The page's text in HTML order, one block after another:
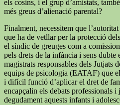
els cosins, i el grup d’amistats,
més greus d’alienació parental?
Finalment, necessitem que
que ha de vetllar per la protecció
el síndic de greuges com a
pels drets de la infància i sens
magistrats responsables dels Jutjats
equips de psicologia (EATAF) que
i difícil funció d’aplicar el dret de
encapçalin els debats professionals
degudament aquests infants i